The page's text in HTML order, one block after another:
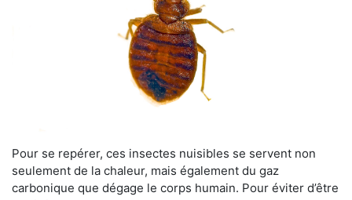
Pour se repérer, ces insectes nuisibles se servent non
seulement de la chaleur, mais également du gaz
carbonique que dégage le corps humain. Pour éviter d’être